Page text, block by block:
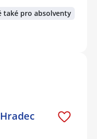
také pro absolventy
Hradec